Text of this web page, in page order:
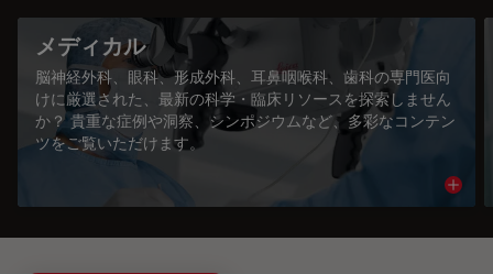
メディカル
脳神経外科、眼科、形成外科、耳鼻咽喉科、歯科の専門医向
けに厳選された、最新の科学・臨床リソースを探索しません
か？ 貴重な症例や洞察、シンポジウムなど、多彩なコンテン
ツをご覧いただけます。